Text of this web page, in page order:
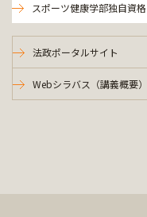
スポーツ健康学部独自資格
法政ポータルサイト
Webシラバス（講義概要）